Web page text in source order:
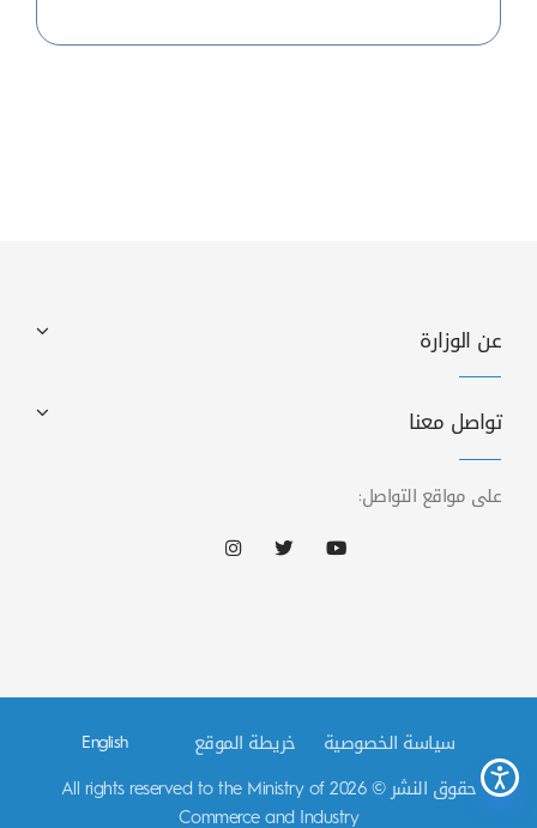
عن الوزارة
تواصل معنا
على مواقع التواصل:
حقوق النشر © 2026 All rights reserved to the Ministry of
Commerce and Industry
سياسة الخصوصية خريطة الموقع English